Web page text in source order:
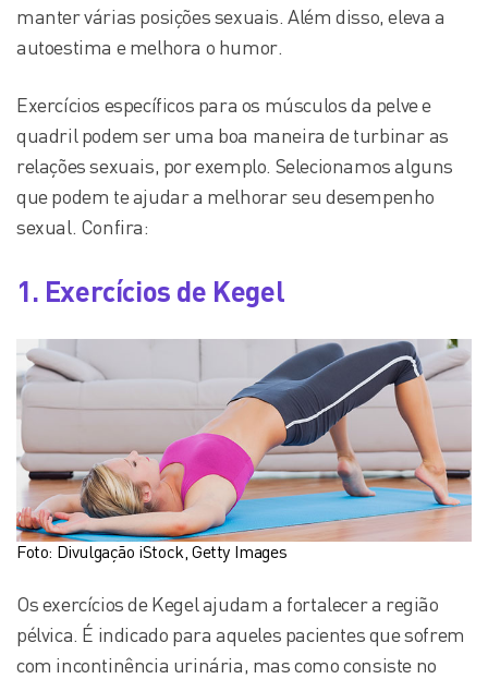
manter várias posições sexuais. Além disso, eleva a
autoestima e melhora o humor.
Exercícios específicos para os músculos da pelve e
quadril podem ser uma boa maneira de turbinar as
relações sexuais, por exemplo. Selecionamos alguns
que podem te ajudar a melhorar seu desempenho
sexual. Confira:
1. Exercícios de Kegel
Foto: Divulgação iStock, Getty Images
Os exercícios de Kegel ajudam a fortalecer a região
pélvica. É indicado para aqueles pacientes que sofrem
com incontinência urinária, mas como consiste no